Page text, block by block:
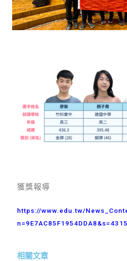
獲獎報導
https://www.edu.tw/
相關文章